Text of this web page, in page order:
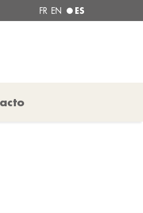
FR EN ES